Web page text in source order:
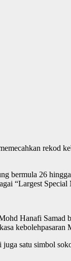
rekod
bermula 26
“Largest Special
Hanafi Samad
satu simbol